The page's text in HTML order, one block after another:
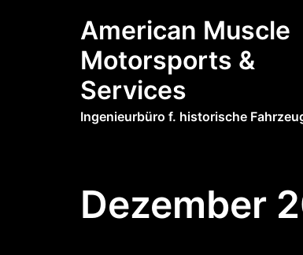
American Muscle
Motorsports &
Services
Ingenieurbüro f. historische
Dezember